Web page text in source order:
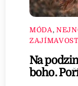
MÓDA ,
Na
boho.